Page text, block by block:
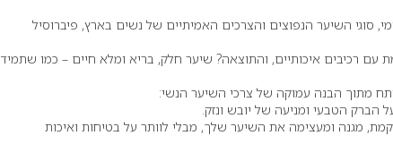
סוגי השיער הנפוצים והצרכים האמיתיים של נשים בארץ, פיברוסיל
רכיבים איכותיים, והתוצאה? שיער חלק, בריא ומלא חיים – כמו שתמיד
מתוך הבנה עמוקה של צרכי השיער הנשי:
הברק הטבעי ומניעה של יובש ונזק.
מגנה ומעצימה את השיער שלך, מבלי לוותר על בטיחות ואיכות